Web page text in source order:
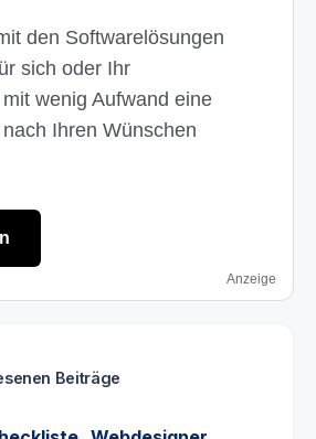
den Softwarelösungen
sich oder Ihr
wenig Aufwand eine
Ihren Wünschen
Anzeige
Beiträge